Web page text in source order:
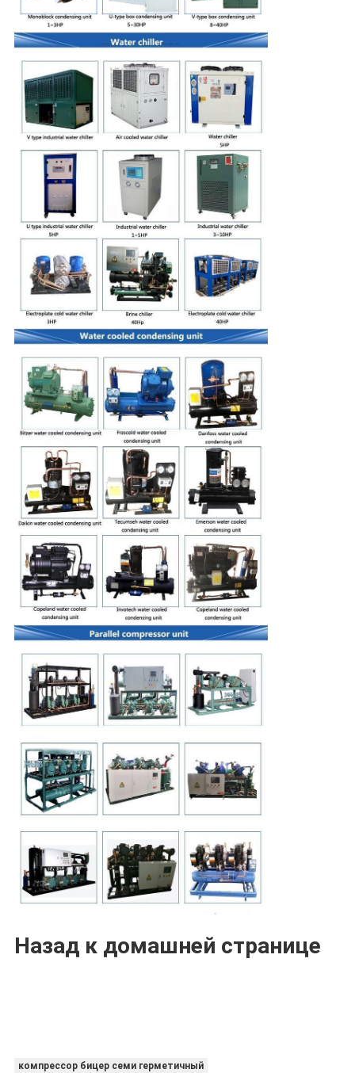
Назад к домашней странице
компрессор бицер семи герметичный